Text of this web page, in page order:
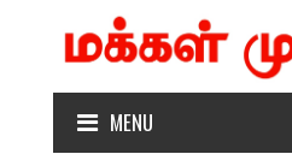
MENU